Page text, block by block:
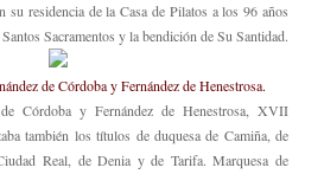
su residencia de la Casa de Pilatos a los 96 años
Sacramentos y la bendición de Su Santidad.
de Córdoba y Fernández de Henestrosa.
Córdoba y Fernández de Henestrosa, XVII
también los títulos de duquesa de Camiña, de
Real, de Denia y de Tarifa. Marquesa de